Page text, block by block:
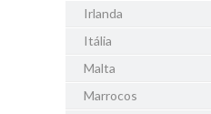
Irlanda
Itália
Malta
Marrocos